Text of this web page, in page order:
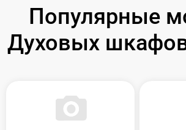
Популярные
Духовых